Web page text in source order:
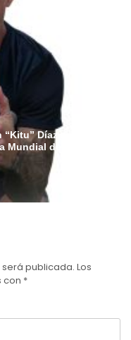
Díaz como
Mundial de la FIFA
publicada. Los
con *